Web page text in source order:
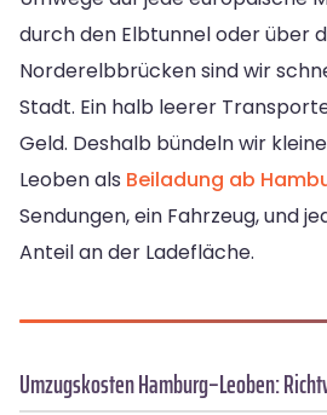
durch den Elbtunnel oder über
Norderelbbrücken sind wir
Stadt. Ein halb leerer
Geld. Deshalb bündeln wir
Leoben als Beiladung ab
Sendungen, ein Fahrzeug, und
Anteil an der Ladefläche.
Umzugskosten Hamburg–Leoben: